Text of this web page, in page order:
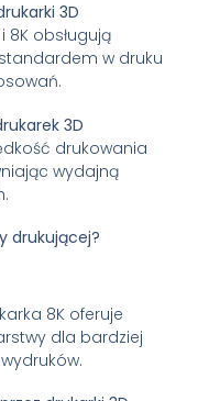
3D
8K obsługują
w druku
3D
drukowania
wydajną
drukującej?
8K oferuje
dla bardziej